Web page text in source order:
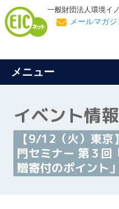
一般財団法人環境イ
メールマガ
メニュー
イベント情報
【9/12（火）東
門セミナー 第３回
贈寄付のポイント」